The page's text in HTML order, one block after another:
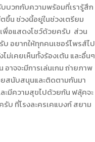
บวกกับความพร้อมที่เรารู้สึก
ขึ้น ช่วงนี้อยู่ในช่วงเตรียม
พื่อแสดงโชว์ด้วยครับ ส่วน
อยากให้ทุกคนเซอร์ไพรส์ไป
ม่เคยเห็นทั้งร้องเต้น และอื่นๆ
าจจะมีการเล่นเกม ถ่ายภาพ
สนับสนุนและติดตามกันมา
ะมีความสุขไปด้วยกัน ฟลุ้คจะ
ครับ ที่โรงละครเคแบงก์ สยาม